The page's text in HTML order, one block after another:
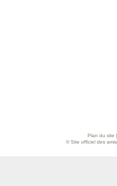
Plan du site
© Site officiel des